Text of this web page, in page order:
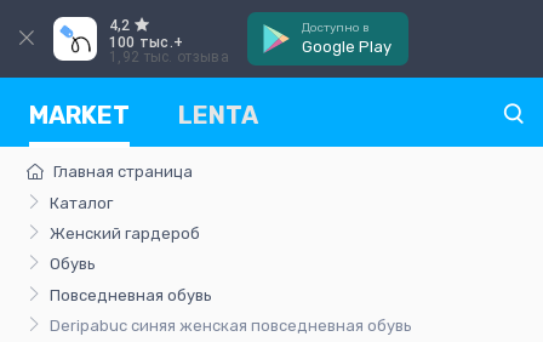
4,2
100 тыс.+
1,92 тыс. отзыва
Доступно в
Google Play
MARKET LENTA
Главная страница
Каталог
Женский гардероб
Обувь
Повседневная обувь
Deripabuc синяя женская повседневная обувь